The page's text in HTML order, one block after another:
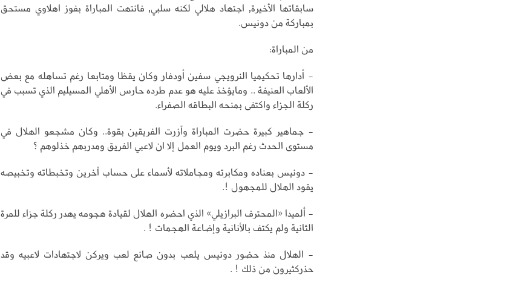
سابقاتها الأخيرة, اجتهاد هلالي لكنه سلبي, فانتهت المباراة بفوز اهلاوي مستحق
بمباركة من دونيس.
من المباراة:
- أدارها تحكيميا النرويجي سفين أودفار وكان يقظا ومتابعا رغم تساهله مع بعض
الألعاب العنيفة .. ومايؤخذ عليه هو عدم طرده حارس الأهلي المسيليم الذي تسبب في
ركلة الجزاء واكتفى بمنحه البطاقه الصفراء.
- جماهير كبيرة حضرت المباراة وآزرت الفريقين بقوة.. وكان مشجعو الهلال في
مستوى الحدث رغم البرد ويوم العمل إلا ان لاعبي الفريق ومدربهم خذلوهم ؟
- دونيس بعناده ومكابرته ومجاملاته لأسماء على حساب آخرين وتخبطاته وتخبيصه
يقود الهلال للمجهول !.
- ألميدا «المحترف البرازيلي» الذي احضره الهلال لقيادة هجومه يهدر ركلة جزاء للمرة
الثانية ولم يكتف بالأنانية وإضاعة الهجمات ! .
- الهلال منذ حضور دونيس يلعب بدون صانع لعب ويركن لاجتهادات لاعبيه وقد
حذركثيرون من ذلك ! .